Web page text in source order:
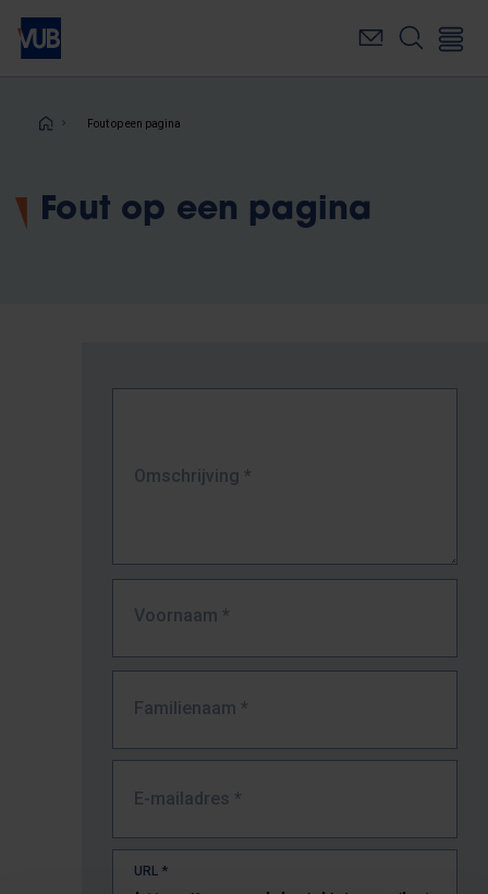
Overslaan
naar
inhoudKruimelpad
Fout op een pagina
Fout op een pagina
Omschrijving *
Voornaam *
Familienaam *
E-mailadres *
URL *